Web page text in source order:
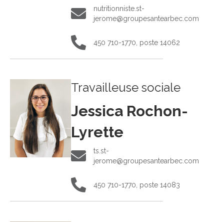
nutritionniste.st-
nutritionniste.st-
jerome@groupesantearbec.com
450 710-1770, poste 14062
450 710-1770, poste 14062
Travailleuse sociale
Jessica Rochon-
Lyrette
ts.st-jerome@groupesantearbec.com
ts.st-
jerome@groupesantearbec.com
450 710-1770, poste 14083
450 710-1770, poste 14083